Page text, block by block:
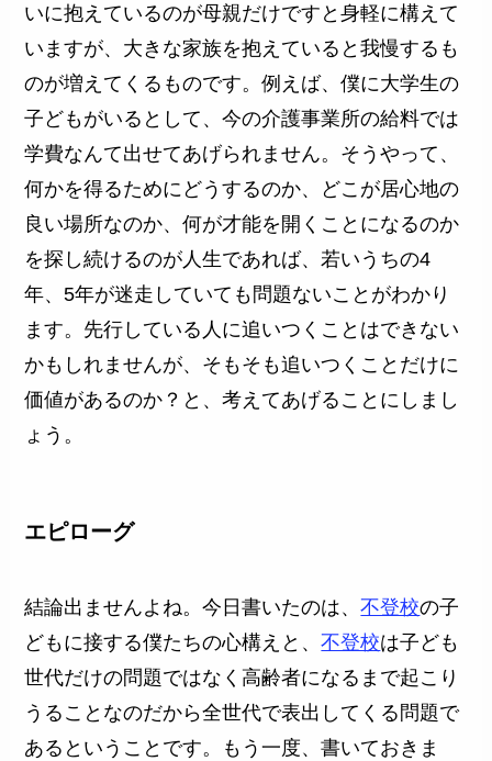
いに抱えているのが母親だけですと身軽に構えて
いますが、大きな家族を抱えていると我慢するも
のが増えてくるものです。例えば、僕に大学生の
子どもがいるとして、今の介護事業所の給料では
学費なんて出せてあげられません。そうやって、
何かを得るためにどうするのか、どこが居心地の
良い場所なのか、何が才能を開くことになるのか
を探し続けるのが人生であれば、若いうちの4
年、5年が迷走していても問題ないことがわかり
ます。先行している人に追いつくことはできない
かもしれませんが、そもそも追いつくことだけに
価値があるのか？と、考えてあげることにしまし
ょう。
エピローグ
結論出ませんよね。今日書いたのは、不登校の子
どもに接する僕たちの心構えと、不登校は子ども
世代だけの問題ではなく高齢者になるまで起こり
うることなのだから全世代で表出してくる問題で
あるということです。もう一度、書いておきま